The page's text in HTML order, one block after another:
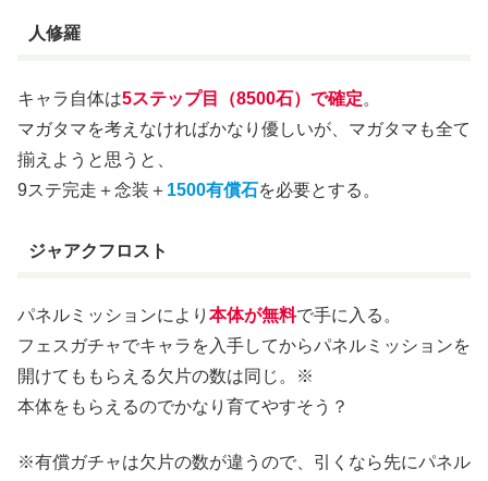
人修羅
キャラ自体は5ステップ目（8500石）で確定。
マガタマを考えなければかなり優しいが、マガタマも全て
揃えようと思うと、
9ステ完走＋念装＋ 1500有償石を必要とする。
ジャアクフロスト
パネルミッションにより 本体が無料で手に入る。
フェスガチャでキャラを入手してからパネルミッションを
開けてももらえる欠片の数は同じ。※
本体をもらえるのでかなり育てやすそう？
※有償ガチャは欠片の数が違うので、引くなら先にパネル